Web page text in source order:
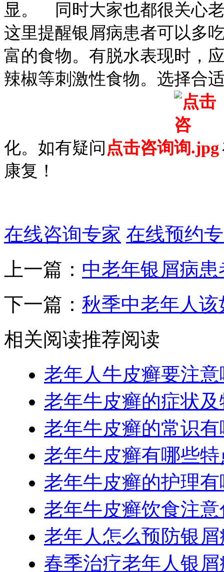
显。 同时大家也都很关心
这里提醒银屑病患者可以多
富的食物。有脱水表现时，
辣椒等刺激性食物。选择合
化。如有疑问 点击咨询
康复！
在线咨询专家 在线预约
上一篇： 中老年银屑病
下一篇： 秋季中老年人
相关阅读推荐阅读
老年人牛皮癣要注
老年牛皮癣的症状
老年牛皮癣的常识
老年牛皮癣有哪些特
老年牛皮癣的护理
老年牛皮癣饮食注
老年人怎么预防银屑
春季治疗老年人银